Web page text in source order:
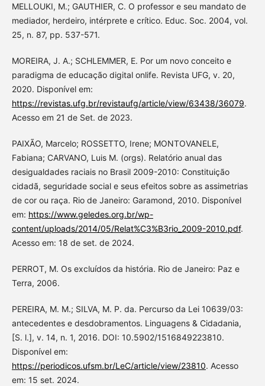
MELLOUKI, M.; GAUTHIER, C. O professor e seu mandato de
mediador, herdeiro, intérprete e crítico. Educ. Soc. 2004, vol.
25, n. 87, pp. 537-571.
MOREIRA, J. A.; SCHLEMMER, E. Por um novo conceito e
paradigma de educação digital onlife. Revista UFG, v. 20,
2020. Disponível em:
https://revistas.ufg.br/revistaufg/article/view/63438/36079.
Acesso em 21 de Set. de 2023.
PAIXÃO, Marcelo; ROSSETTO, Irene; MONTOVANELE,
Fabiana; CARVANO, Luis M. (orgs). Relatório anual das
desigualdades raciais no Brasil 2009-2010: Constituição
cidadã, seguridade social e seus efeitos sobre as assimetrias
de cor ou raça. Rio de Janeiro: Garamond, 2010. Disponível
em: https://www.geledes.org.br/wp-
content/uploads/2014/05/Relat%C3%B3rio_2009-2010.pdf.
Acesso em: 18 de set. de 2024.
PERROT, M. Os excluídos da história. Rio de Janeiro: Paz e
Terra, 2006.
PEREIRA, M. M.; SILVA, M. P. da. Percurso da Lei 10639/03:
antecedentes e desdobramentos. Linguagens & Cidadania,
[S. l.], v. 14, n. 1, 2016. DOI: 10.5902/1516849223810.
Disponível em:
https://periodicos.ufsm.br/LeC/article/view/23810. Acesso
em: 15 set. 2024.